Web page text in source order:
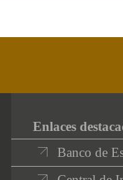
Enlaces
Banco de